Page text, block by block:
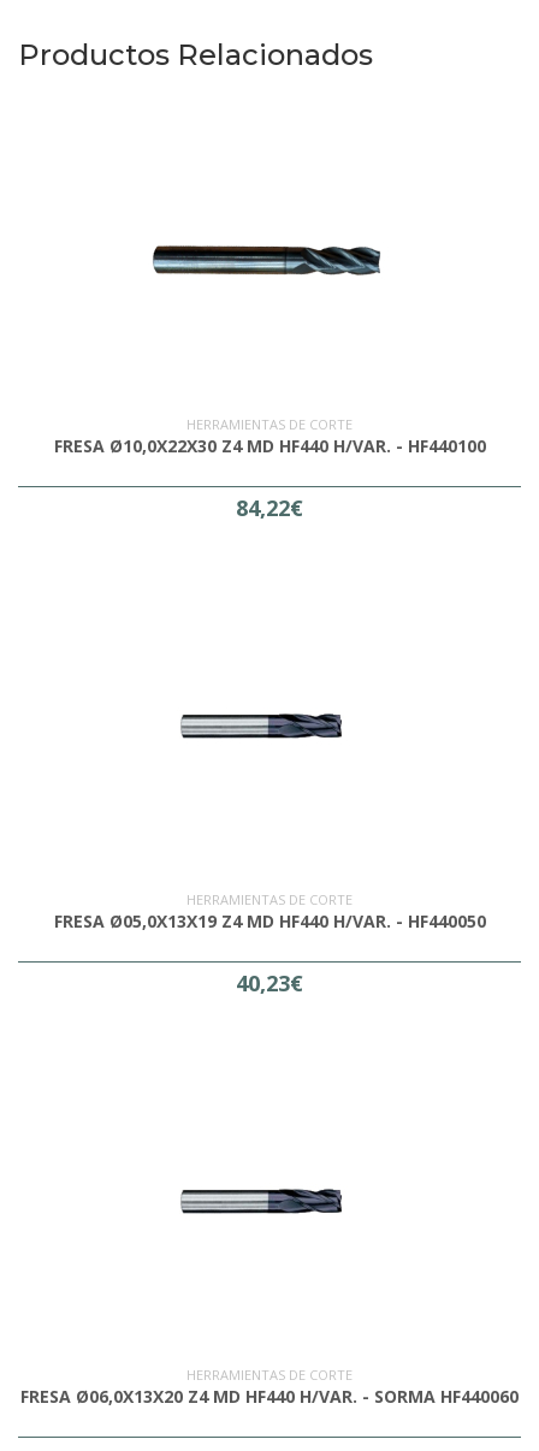
Productos Relacionados
HERRAMIENTAS DE CORTE
FRESA Ø10,0X22X30 Z4 MD HF440 H/VAR. - HF440100
84,22€
HERRAMIENTAS DE CORTE
FRESA Ø05,0X13X19 Z4 MD HF440 H/VAR. - HF440050
40,23€
HERRAMIENTAS DE CORTE
FRESA Ø06,0X13X20 Z4 MD HF440 H/VAR. - SORMA HF440060